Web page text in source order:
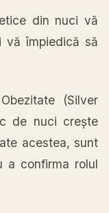
din nuci vă
vă împiedică să
(Silver
de nuci crește
acestea, sunt
a confirma rolul